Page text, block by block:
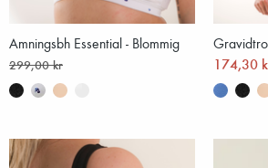
Amningsbh Essential - Blommig
299,00 kr 174,30